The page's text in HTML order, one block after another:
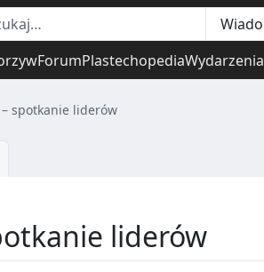
ForumPlastechopediaWydarzenia
spotkanie liderów
liderów